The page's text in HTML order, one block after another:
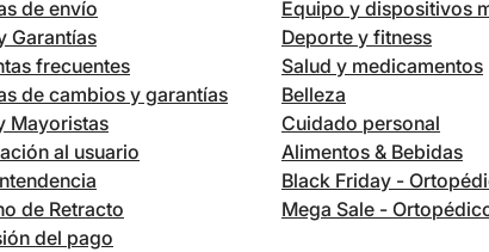
de envío
Garantías
frecuentes
de cambios y garantías
Mayoristas
al usuario
de Retracto
del pago
Equipo y dispositivos
Deporte y fitness
Salud y medicamentos
Belleza
Cuidado personal
Alimentos & Bebidas
Black Friday -
Mega Sale -